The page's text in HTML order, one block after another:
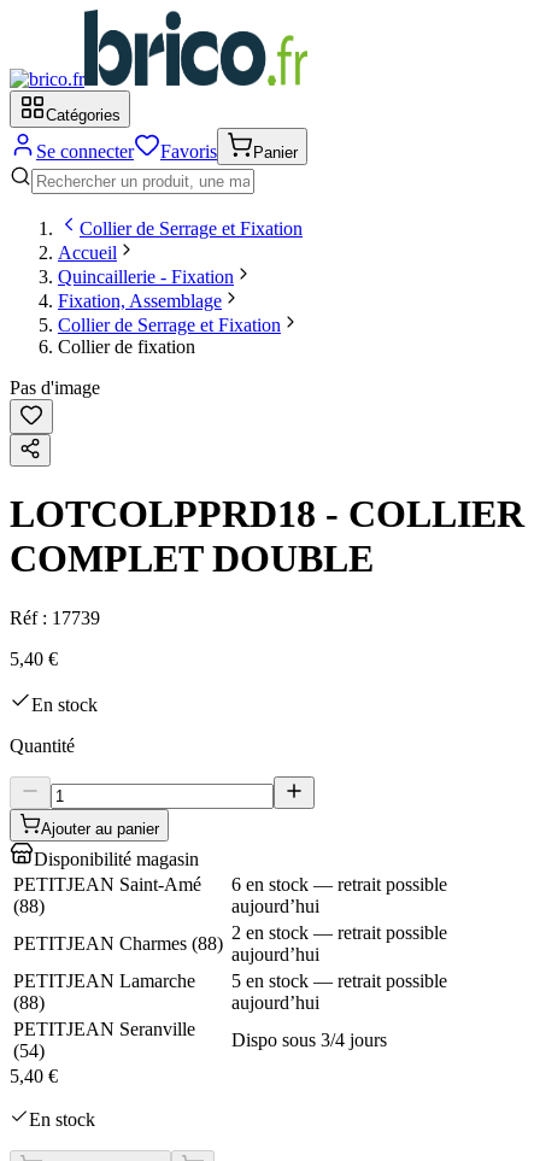
Catégories
Se connecter Favoris Panier
Collier de Serrage et Fixation
Accueil
Quincaillerie - Fixation
Fixation, Assemblage
Collier de Serrage et Fixation
Collier de fixation
Pas d'image
LOTCOLPPRD18 - COLLIER
COMPLET DOUBLE
Réf : 17739
5,40 €
En stock
Quantité
Ajouter au panier
Disponibilité magasin
PETITJEAN Saint-Amé
(88)
6 en stock — retrait possible
aujourd’hui
PETITJEAN Charmes (88)
2 en stock — retrait possible
aujourd’hui
PETITJEAN Lamarche
(88)
5 en stock — retrait possible
aujourd’hui
PETITJEAN Seranville
(54)
Dispo sous 3/4 jours
5,40 €
En stock